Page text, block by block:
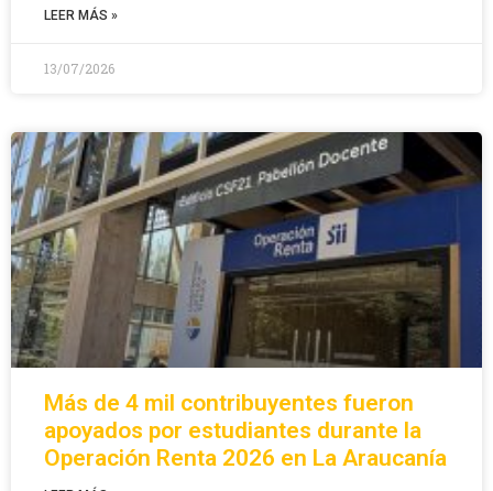
LEER MÁS »
13/07/2026
Más de 4 mil contribuyentes fueron
apoyados por estudiantes durante la
Operación Renta 2026 en La Araucanía